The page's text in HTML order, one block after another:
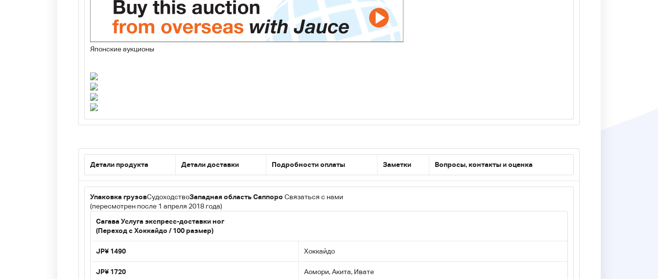
Японские аукционы
Детали продукта Детали доставки Подробности оплаты Заметки Вопросы, контакты и оценка
Упаковка грузовСудоходствоЗападная область Саппоро Связаться с нами
(пересмотрен после 1 апреля 2018 года)
Сагава Услуга экспресс-доставки ног
(Переход с Хоккайдо / 100 размер)
JP¥ 1490 Хоккайдо
JP¥ 1720 Аомори, Акита, Ивате